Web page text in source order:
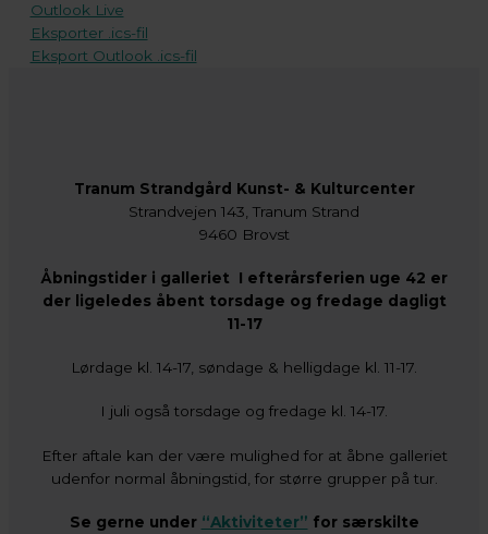
Outlook Live
Eksporter .ics-fil
Eksport Outlook .ics-fil
Tranum Strandgård Kunst- & Kulturcenter
Strandvejen 143, Tranum Strand
9460 Brovst
Åbningstider i galleriet I efterårsferien uge 42 er
der ligeledes åbent torsdage og fredage dagligt
11-17
Lørdage kl. 14-17, søndage & helligdage kl. 11-17.
I juli også torsdage og fredage kl. 14-17.
Efter aftale kan der være mulighed for at åbne galleriet
udenfor normal åbningstid, for større grupper på tur.
Se gerne under “Aktiviteter” for særskilte